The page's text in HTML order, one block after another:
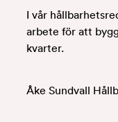
I vår
arbete för att
kvarter.
Åke Sundvall